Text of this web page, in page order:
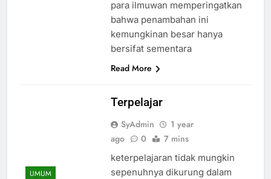
para ilmuwan memperingatkan
bahwa penambahan ini
kemungkinan besar hanya
bersifat sementara
Read More
UMUM
Terpelajar
SyAdmin
1 year
ago
0 7 mins
keterpelajaran tidak mungkin
sepenuhnya dikurung dalam